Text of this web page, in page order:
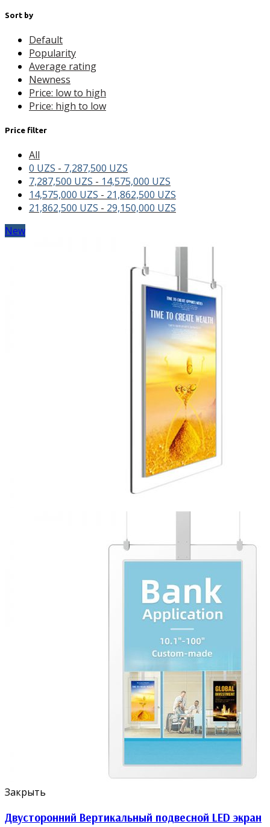
Sort by
Default
Popularity
Average rating
Newness
Price: low to high
Price: high to low
Price filter
All
0 UZS - 7,287,500 UZS
7,287,500 UZS - 14,575,000 UZS
14,575,000 UZS - 21,862,500 UZS
21,862,500 UZS - 29,150,000 UZS
New
Закрыть
Двусторонний Вертикальный подвесной LED экран